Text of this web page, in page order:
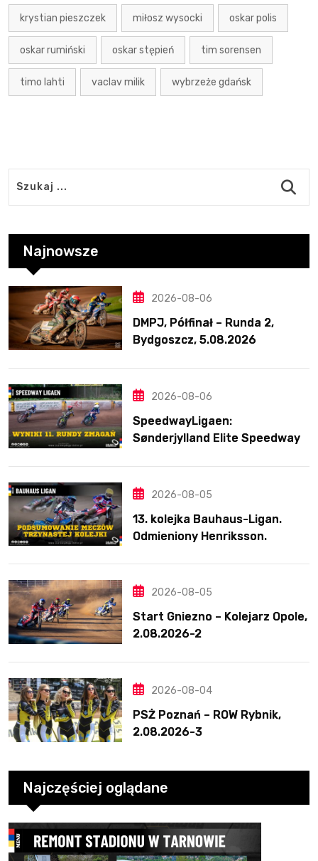
krystian pieszczek miłosz wysocki oskar polis
oskar rumiński oskar stępień tim sorensen
timo lahti vaclav milik wybrzeże gdańsk
Najnowsze
2026-08-06
DMPJ, Półfinał – Runda 2,
Bydgoszcz, 5.08.2026
2026-08-06
SpeedwayLigaen:
Sønderjylland Elite Speedway
2026-08-05
13. kolejka Bauhaus-Ligan.
Odmieniony Henriksson.
2026-08-05
Start Gniezno – Kolejarz Opole,
2.08.2026-2
2026-08-04
PSŻ Poznań – ROW Rybnik,
2.08.2026-3
Najczęściej oglądane